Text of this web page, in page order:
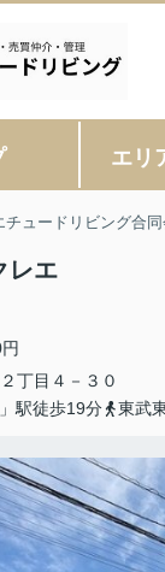
エリ
ュードリビング合同
レエ
２丁目４－３０
駅徒歩19分
東武